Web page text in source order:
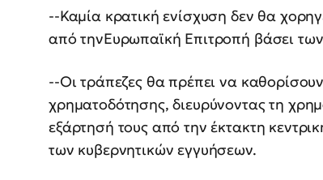
--Καμία κρατική ενίσχυση δεν θα
από τηνΕυρωπαϊκή Επιτροπή βάσει των
--Οι τράπεζες θα πρέπει να
χρηματοδότησης, διευρύνοντας τη
εξάρτησή τους από την έκτακτη
των κυβερνητικών εγγυήσεων.